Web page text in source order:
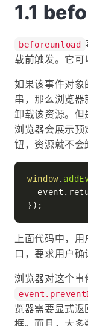
beforeunload
载前触发。它可
如果该事件对象
串，那么浏览
卸载该资源。但
浏览器会展示预
钮，资源就不会
window.
  event.
上面代码中，
口，要求用户确
浏览器对这个
览器需要显式
框。而且，大多